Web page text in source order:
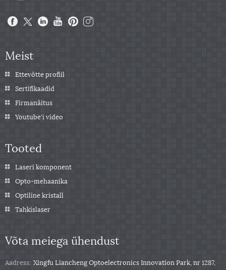
Meist
Ettevõtte profiil
Sertifikaadid
Firmanäitus
Youtube'i video
Tooted
Laseri komponent
Opto-mehaanika
Optiline kristall
Tahkislaser
Võta meiega ühendust
Aadress: Xingfu Liancheng Optoelectronics Innovation Park, nr 1287,